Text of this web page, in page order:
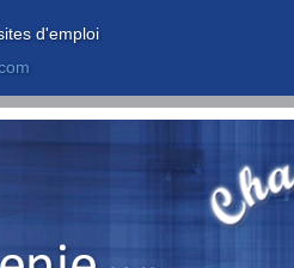
d'emploi